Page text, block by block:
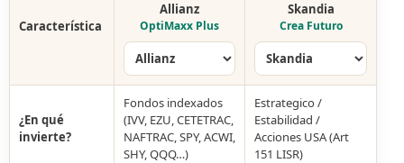
Característica
Allianz
OptiMaxx Plus
Skandia
Crea Futuro
¿En qué
invierte?
Fondos indexados
(IVV, EZU, CETETRAC,
NAFTRAC, SPY, ACWI,
SHY, QQQ…)
Estrategico /
Estabilidad /
Acciones USA (Art
151 LISR)